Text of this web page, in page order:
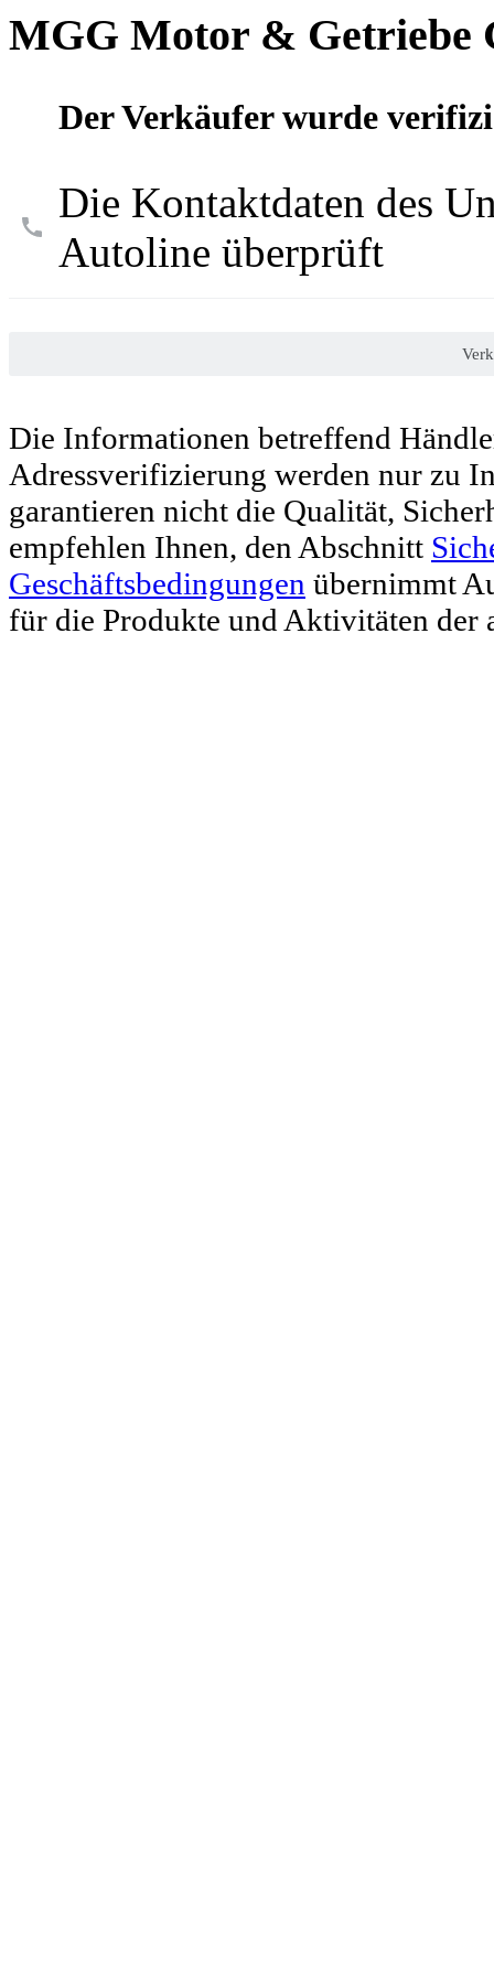
MGG Motor & Getriebe
Der Verkäufer wurde
Die Kontaktdaten des
Autoline überprüft
Die Informationen betreffend
Adressverifizierung werden nur zu
garantieren nicht die Qualität,
empfehlen Ihnen, den Abschnitt
Geschäftsbedingungen übernimmt
für die Produkte und Aktivitäten der